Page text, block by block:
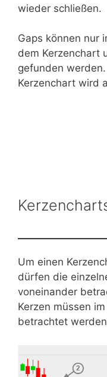
wieder schließen.
Gaps können nur
dem Kerzenchart
gefunden
Kerzenchart wird
Um einen
dürfen die
voneinander
Kerzen müssen
betrachtet